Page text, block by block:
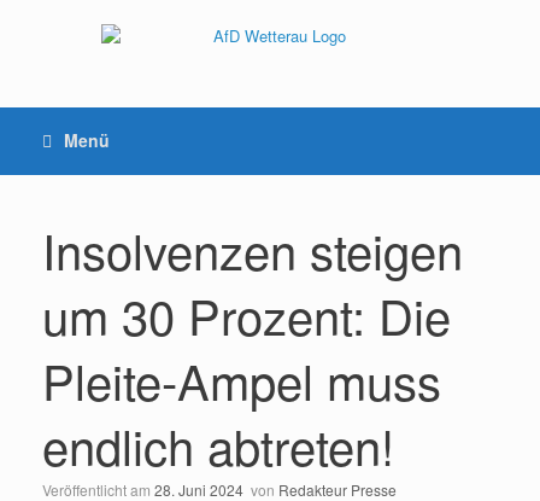
Menü
Insolvenzen steigen
um 30 Prozent: Die
Pleite-Ampel muss
endlich abtreten!
Veröffentlicht am 28. Juni 2024 von Redakteur Presse